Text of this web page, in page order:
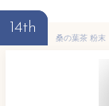
14th